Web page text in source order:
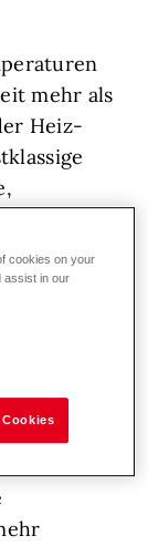
mehr als
Heiz-
und
um
cookies on your
assist in our